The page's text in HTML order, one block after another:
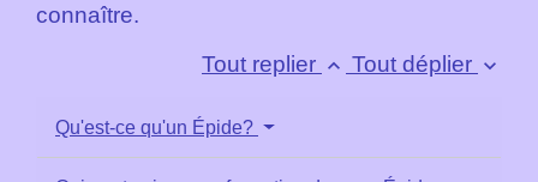
connaître.
Tout replier keyboard_arrow_up Tout déplier keyboard_arrow_down
Qu'est-ce qu'un Épide?